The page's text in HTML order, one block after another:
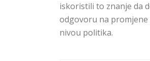
iskoristili to znanje da
odgovoru na
nivou politika.